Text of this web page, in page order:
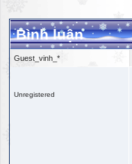
Bình luận
Guest_vinh_*
Unregistered